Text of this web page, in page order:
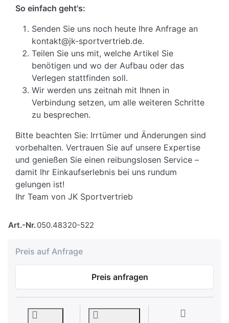
So einfach geht's:
Senden Sie uns noch heute Ihre Anfrage an
kontakt@jk-sportvertrieb.de.
Teilen Sie uns mit, welche Artikel Sie
benötigen und wo der Aufbau oder das
Verlegen stattfinden soll.
Wir werden uns zeitnah mit Ihnen in
Verbindung setzen, um alle weiteren Schritte
zu besprechen.
Bitte beachten Sie: Irrtümer und Änderungen sind
vorbehalten. Vertrauen Sie auf unsere Expertise
und genießen Sie einen reibungslosen Service –
damit Ihr Einkaufserlebnis bei uns rundum
gelungen ist!
Ihr Team von JK Sportvertrieb
Art.-Nr.050.48320-522
Preis auf Anfrage
Preis anfragen